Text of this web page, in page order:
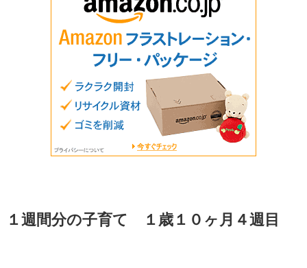
１週間分の子育て １歳１０ヶ月４週目